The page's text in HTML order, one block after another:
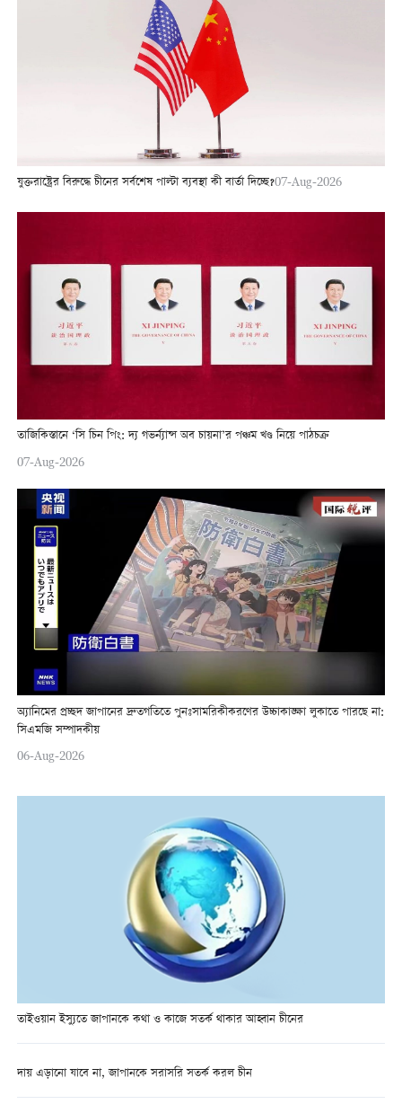
যুক্তরাষ্ট্রের বিরুদ্ধে চীনের সর্বশেষ পাল্টা ব্যবস্থা কী বার্তা দিচ্ছে?07-Aug-2026
তাজিকিস্তানে ‘সি চিন পিং: দ্য গভর্ন্যান্স অব চায়না’র পঞ্চম খণ্ড নিয়ে পাঠচক্র
07-Aug-2026
অ্যানিমের প্রচ্ছদ জাপানের দ্রুতগতিতে পুনঃসামরিকীকরণের উচ্চাকাঙ্ক্ষা লুকাতে পারছে না:
সিএমজি সম্পাদকীয়
06-Aug-2026
তাইওয়ান ইস্যুতে জাপানকে কথা ও কাজে সতর্ক থাকার আহ্বান চীনের
দায় এড়ানো যাবে না, জাপানকে সরাসরি সতর্ক করল চীন